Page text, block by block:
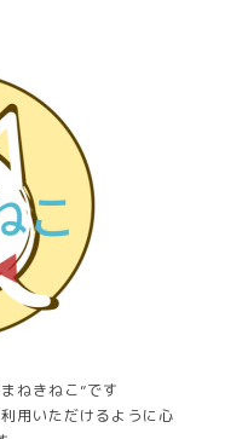
ねきねこ”です
用いただけるように心